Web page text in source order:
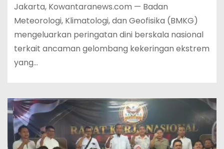
Jakarta, Kowantaranews.com — Badan
Meteorologi, Klimatologi, dan Geofisika (BMKG)
mengeluarkan peringatan dini berskala nasional
terkait ancaman gelombang kekeringan ekstrem
yang…